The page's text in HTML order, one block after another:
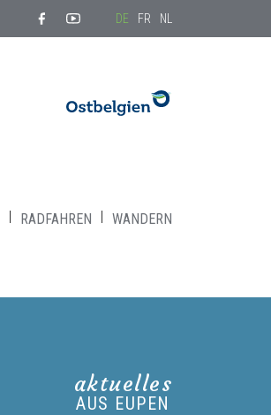
DE FR NL
RADFAHREN WANDERN
aktuelles
AUS EUPEN